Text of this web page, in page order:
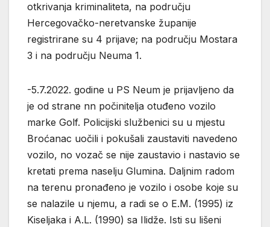
otkrivanja kriminaliteta, na području
Hercegovačko-neretvanske županije
registrirane su 4 prijave; na području Mostara
3 i na području Neuma 1.
-5.7.2022. godine u PS Neum je prijavljeno da
je od strane nn počinitelja otuđeno vozilo
marke Golf. Policijski službenici su u mjestu
Broćanac uočili i pokušali zaustaviti navedeno
vozilo, no vozač se nije zaustavio i nastavio se
kretati prema naselju Glumina. Daljnim radom
na terenu pronađeno je vozilo i osobe koje su
se nalazile u njemu, a radi se o E.M. (1995) iz
Kiseljaka i A.L. (1990) sa Ilidže. Isti su lišeni